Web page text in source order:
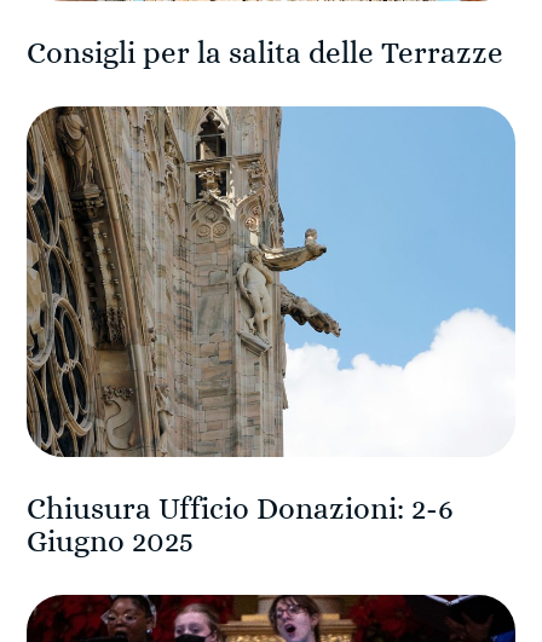
Consigli per la salita delle Terrazze
Chiusura Ufficio Donazioni: 2-6
Giugno 2025